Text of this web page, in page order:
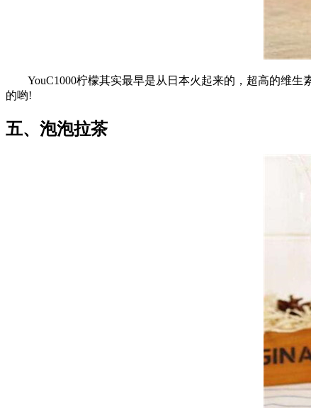
YouC1000柠檬其实最早是从日本火起来的，超高的维生
的哟!
五、泡泡拉茶